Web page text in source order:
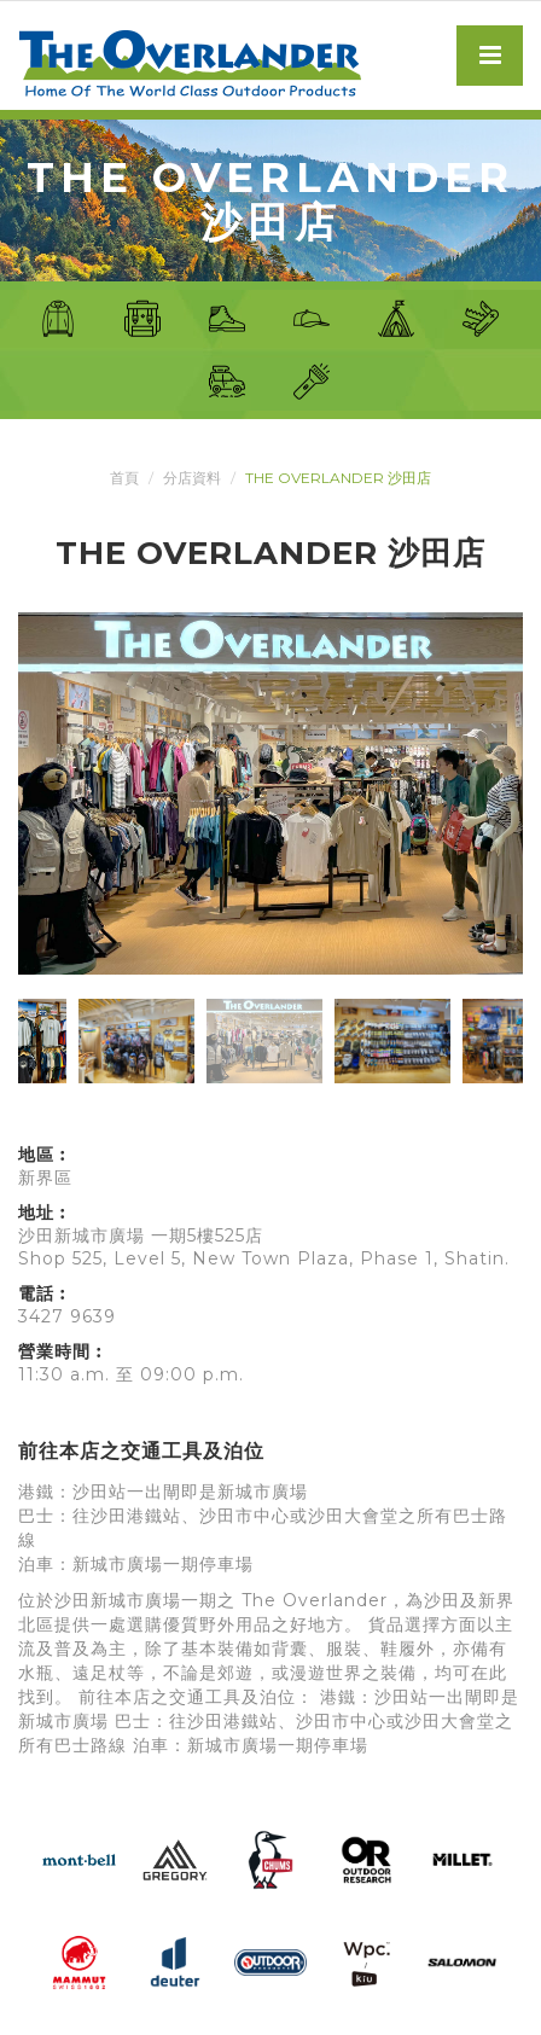
THE OVERLANDER
沙田店
首頁 分店資料 THE OVERLANDER 沙田店
THE OVERLANDER 沙田店
地區︰
新界區
地址︰
沙田新城市廣場 一期5樓525店
Shop 525, Level 5, New Town Plaza, Phase 1, Shatin.
電話︰
3427 9639
營業時間︰
11:30 a.m. 至 09:00 p.m.
前往本店之交通工具及泊位
港鐵：沙田站一出閘即是新城市廣場
巴士：往沙田港鐵站、沙田市中心或沙田大會堂之所有巴士路
線
泊車：新城市廣場一期停車場
位於沙田新城市廣場一期之 The Overlander，為沙田及新界
北區提供一處選購優質野外用品之好地方。 貨品選擇方面以主
流及普及為主，除了基本裝備如背囊、服裝、鞋履外，亦備有
水瓶、遠足杖等，不論是郊遊，或漫遊世界之裝備，均可在此
找到。 前往本店之交通工具及泊位： 港鐵：沙田站一出閘即是
新城市廣場 巴士：往沙田港鐵站、沙田市中心或沙田大會堂之
所有巴士路線 泊車：新城市廣場一期停車場